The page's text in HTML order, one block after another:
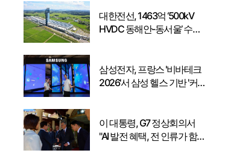
대한전선, 1463억 ‘500kV
HVDC 동해안-동서울’ 수
삼성전자, 프랑스 '비바테크
2026'서 삼성 헬스 기반 '커
이 대통령, G7 정상회의서
"AI 발전 혜택, 전 인류가 함